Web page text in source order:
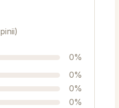
0%
0%
0%
0%